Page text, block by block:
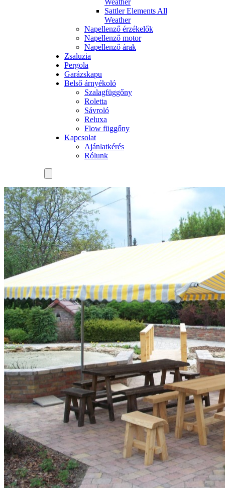
Weather
Sattler Elements All
Weather
Napellenző érzékelők
Napellenző motor
Napellenző árak
Zsaluzia
Pergola
Garázskapu
Belső árnyékoló
Szalagfüggőny
Roletta
Sávroló
Reluxa
Flow függőny
Kapcsolat
Ajánlatkérés
Rólunk